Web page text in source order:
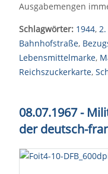
Ausgabemengen
Schlagwörter: 1944,
Bahnhofstraße,
Lebensmittelmarke,
Reichszuckerkarte,
08.07.1967 -
der deutsch-